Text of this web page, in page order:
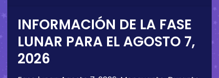
INFORMACIÓN DE LA FASE
LUNAR PARA EL AGOSTO 7,
2026